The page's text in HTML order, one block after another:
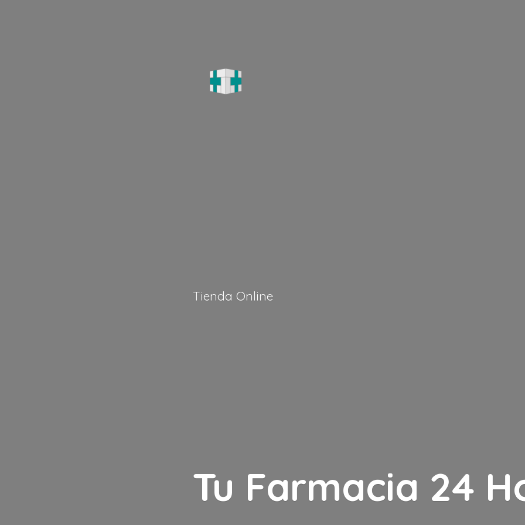
Tu Farmacia 24
Tienda Online